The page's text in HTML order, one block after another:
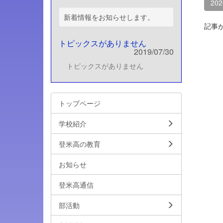
記事
新着情報をお知らせします。
トピックスがありません
2019/07/30
トピックスがありません
トップページ
学校紹介
登米高の教育
お知らせ
登米高通信
部活動